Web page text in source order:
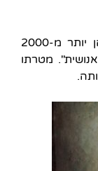
5) בלזאק כתב כמעט מאה יצירות ובהן יותר מ-2000
מטרתו